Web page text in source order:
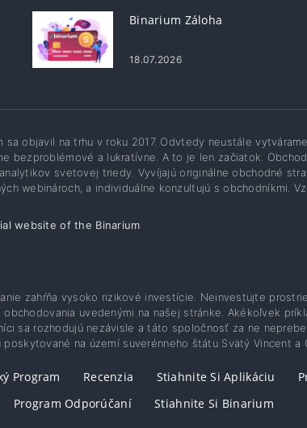
Binarium Záloha
18.07.2026
sa objavil na trhu v roku 2017. Odvtedy neustále
bezproblémové a lukratívne. A to je len začiatok.
svetovej triedy. Vyvíjajú originálne obchodné
webinároch, a individuálne konzultujú s obchodníkmi.
website of the Binarium
zahŕňa vysoko rizikové investície. Neinvestujte
uvedenými na našej stránke. Akékoľvek
sa rozhodujú nezávisle a táto spoločnosť za ne
na území suverénneho štátu Svätý Vincent a
Program Recenzia Stiahnite Si Aplikáciu
Program Odporúčaní Stiahnite Si Binarium